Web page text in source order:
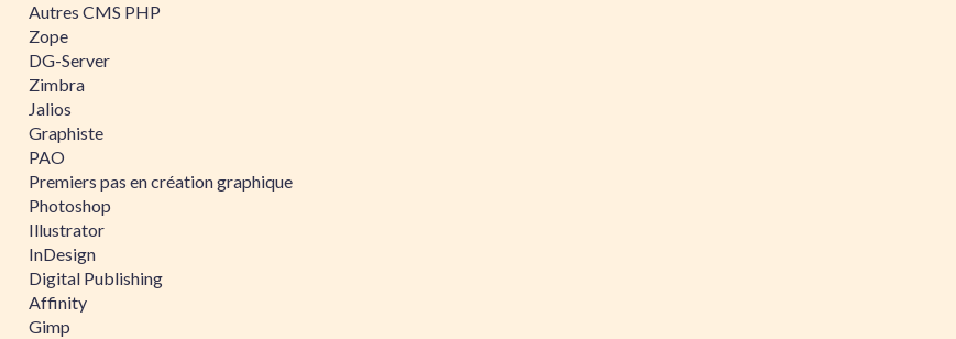
Autres CMS PHP
Zope
DG-Server
Zimbra
Jalios
Graphiste
PAO
Premiers pas en création graphique
Photoshop
Illustrator
InDesign
Digital Publishing
Affinity
Gimp